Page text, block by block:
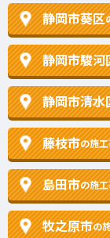
静岡市葵区
静岡市駿河
静岡市清水
藤枝市の施
島田市の施
牧之原市の